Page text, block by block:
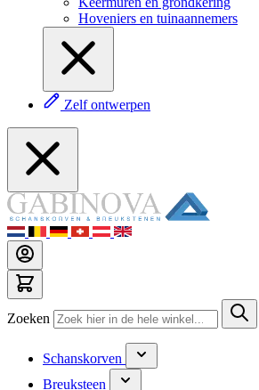
Hoveniers en tuinaannemers
Zelf ontwerpen
Zoeken
Schanskorven
Breuksteen